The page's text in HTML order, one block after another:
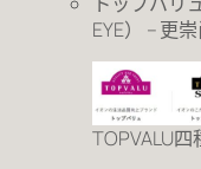
EYE） – 更
TOPVALU